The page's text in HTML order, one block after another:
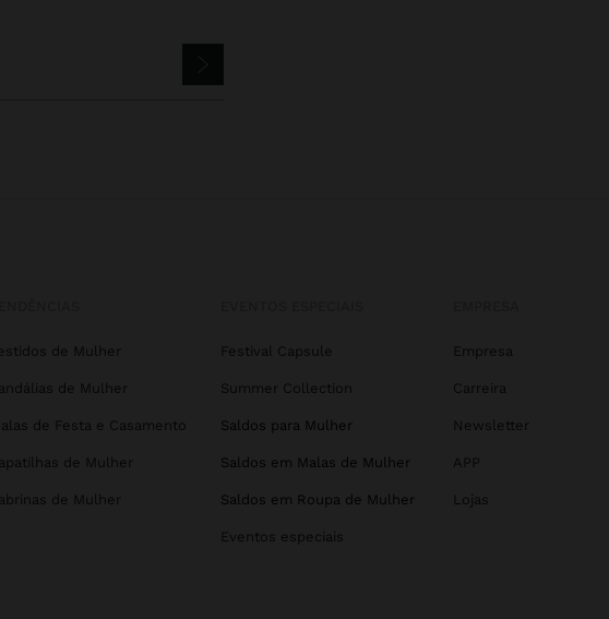
de Mulher
de Mulher
de Festa e Casamento
de Mulher
de Mulher
Festival Capsule
Summer Collection
Saldos para Mulher
Saldos em Malas de Mulher
Saldos em Roupa de Mulher
Eventos especiais
Empresa
Carreira
Newsletter
APP
Lojas